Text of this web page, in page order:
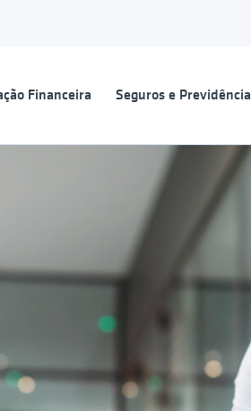
Financeira Seguros e Previdência